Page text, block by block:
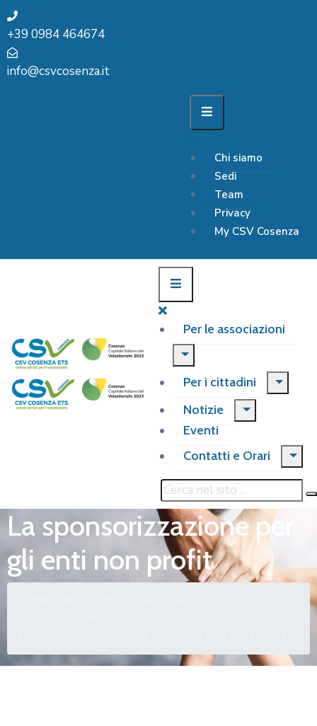
+39 0984 464674
info@csvcosenza.it
Chi siamo
Sedi
Team
Privacy
My CSV Cosenza
Per le associazioni
Per i cittadini
Notizie
Eventi
Contatti e Orari
La sponsorizzazione per
gli enti non profit